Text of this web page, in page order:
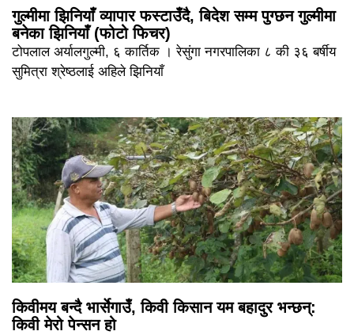
गुल्मीमा झिनियाँ व्यापार फस्टाउँदै, बिदेश सम्म पुग्छन गुल्मीमा
बनेका झिनियाँ (फोटो फिचर)
टोपलाल अर्यालगुल्मी, ६ कार्तिक । रेसुंगा नगरपालिका ८ की ३६ बर्षीय
सुमित्रा श्रेष्ठलाई अहिले झिनियाँ
किवीमय बन्दै भार्सेगाउँ, किवी किसान यम बहादुर भन्छन्:
किवी मेरो पेन्सन हो